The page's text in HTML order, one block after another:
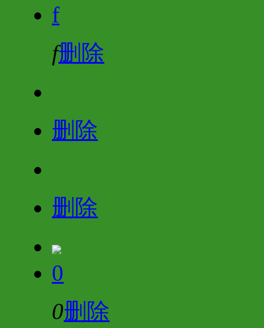
f
f删除
删除
删除
0
0删除